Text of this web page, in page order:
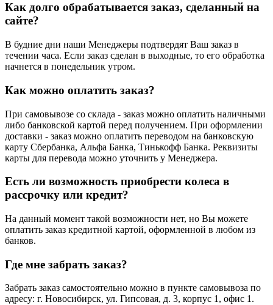
Как долго обрабатывается заказ, сделанный на
сайте?
В будние дни наши Менеджеры подтвердят Ваш заказ в
течении часа. Если заказ сделан в выходные, то его обработка
начнется в понедельник утром.
Как можно оплатить заказ?
При самовывозе со склада - заказ можно оплатить наличными
либо банковской картой перед получением. При оформлении
доставки - заказ можно оплатить переводом на банковскую
карту Сбербанка, Альфа Банка, Тинькофф Банка. Реквизиты
карты для перевода можно уточнить у Менеджера.
Есть ли возможность приобрести колеса в
рассрочку или кредит?
На данный момент такой возможности нет, но Вы можете
оплатить заказ кредитной картой, оформленной в любом из
банков.
Где мне забрать заказ?
Забрать заказ самостоятельно можно в пункте самовывоза по
адресу: г. Новосибирск, ул. Гипсовая, д. 3, корпус 1, офис 1.